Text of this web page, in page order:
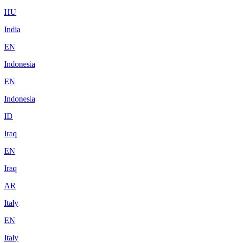
HU
India
EN
Indonesia
EN
Indonesia
ID
Iraq
EN
Iraq
AR
Italy
EN
Italy